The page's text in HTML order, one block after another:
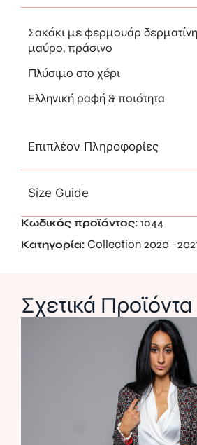
Σακάκι με φερμουάρ
μαύρο, πράσινο
Πλύσιμο στο χέρι
Ελληνική ραφή & ποιότητα
Επιπλέον Πληροφορίες
Size Guide
Κωδικός προϊόντος: 1044
Κατηγορία: Collection 2020 -
Σχετικά Προϊόντα